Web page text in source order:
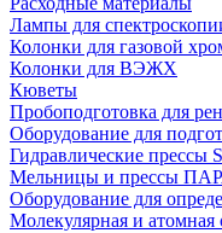
Лампы для
Колонки для газовой
Колонки для ВЭЖХ
Кюветы
Пробоподготовка для
Оборудование для
Гидравлические прессы
Мельницы и прессы
Оборудование для
Молекулярная и атомная